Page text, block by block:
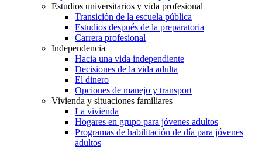
Estudios universitarios y vida profesional
Transición de la escuela pública
Estudios después de la preparatoria
Carrera profesional
Independencia
Hacia una vida independiente
Decisiones de la vida adulta
El dinero
Opciones de manejo y transport
Vivienda y situaciones familiares
La vivienda
Hogares en grupo para jóvenes adultos
Programas de habilitación de día para jóvenes
adultos